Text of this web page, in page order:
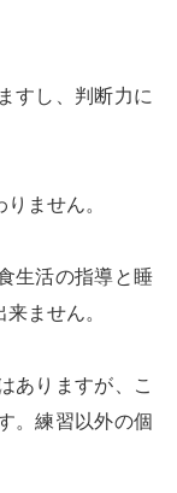
すし、判断力に
ません。
生活の指導と睡
ません。
ありますが、こ
。練習以外の個